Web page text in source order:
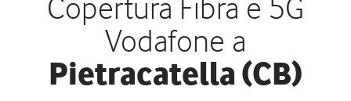
Copertura Fibra e 5G
Vodafone a
Pietracatella (CB)